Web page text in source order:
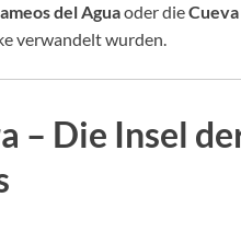
del Aguaoder die
verwandelt wurden.
– Die Insel